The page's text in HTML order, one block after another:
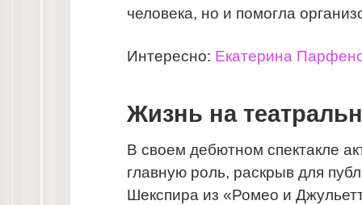
человека, но и помогла
Интересно: Екатерина
Жизнь на
В своем дебютном спектакле
главную роль, раскрыв для
Шекспира из «Ромео и